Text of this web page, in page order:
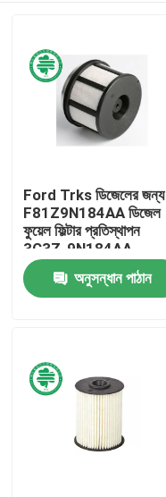
পণ্য
Ford Trks ডিজেলের জন্য
F81Z9N184AA ডিজেল
ফুয়েল ফিল্টার প্রতিস্থাপন
3C3Z-9N184AA
অনুসন্ধান পাঠান